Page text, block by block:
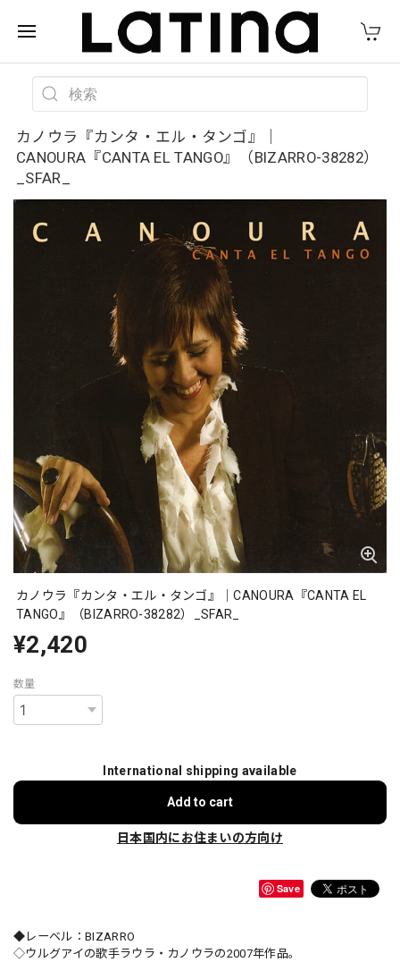
カノウラ『カンタ・エル・タンゴ』｜
CANOURA『CANTA EL TANGO』（BIZARRO-38282）
_SFAR_
カノウラ『カンタ・エル・タンゴ』｜CANOURA『CANTA EL
TANGO』（BIZARRO-38282）_SFAR_
¥2,420
数量
International shipping available
Add to cart
日本国内にお住まいの方向け
Save
◆レーベル：BIZARRO
◇ウルグアイの歌手ラウラ・カノウラの2007年作品。